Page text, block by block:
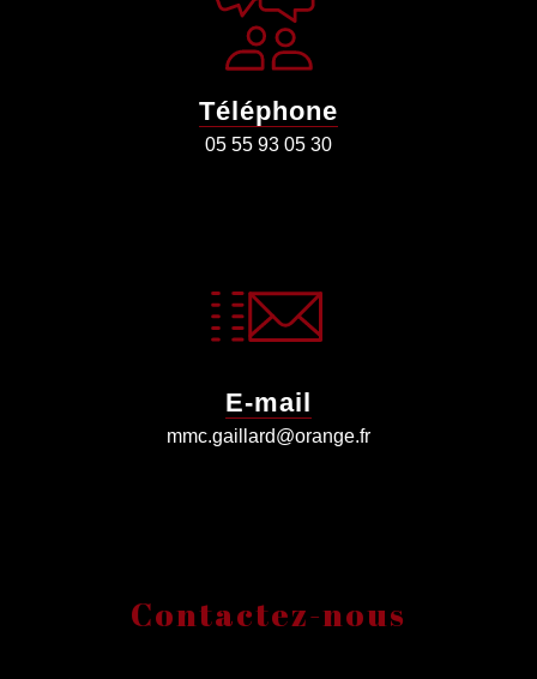
Téléphone
05 55 93 05 30
E-mail
mmc.gaillard@orange.fr
Contactez-nous